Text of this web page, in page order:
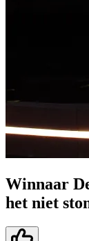
Winnaar
het niet